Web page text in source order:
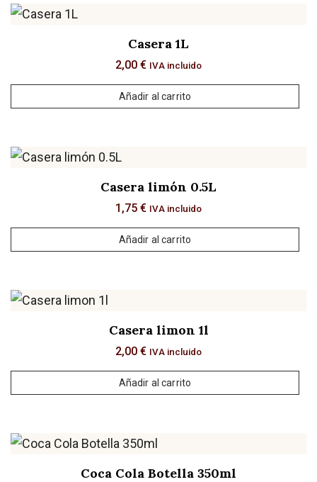
Casera 1L
2,00 € IVA incluido
Añadir al carrito
Casera limón 0.5L
1,75 € IVA incluido
Añadir al carrito
Casera limon 1l
2,00 € IVA incluido
Añadir al carrito
Coca Cola Botella 350ml